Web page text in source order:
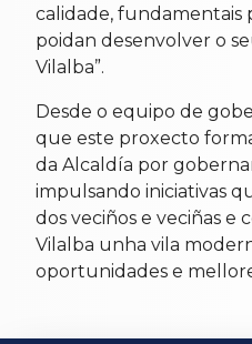
calidade, fundamentais
poidan desenvolver o
Vilalba”.
Desde o equipo de
que este proxecto
da Alcaldía por
impulsando iniciativas
dos veciños e veciñas e
Vilalba unha vila
oportunidades e